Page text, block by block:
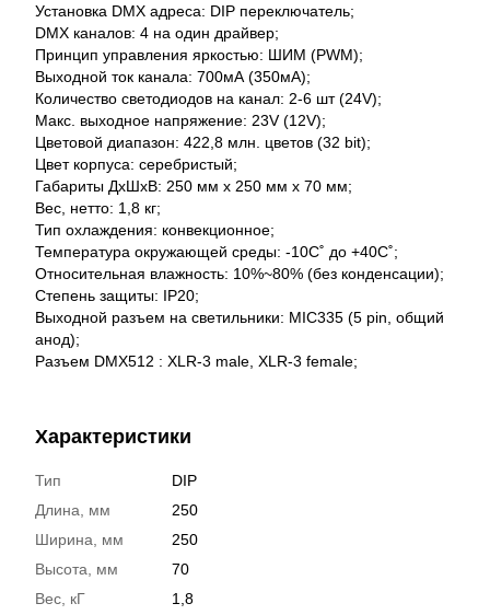
Установка DMX адреса: DIP переключатель;
DMX каналов: 4 на один драйвер;
Принцип управления яркостью: ШИМ (PWM);
Выходной ток канала: 700мА (350мА);
Количество светодиодов на канал: 2-6 шт (24V);
Макс. выходное напряжение: 23V (12V);
Цветовой диапазон: 422,8 млн. цветов (32 bit);
Цвет корпуса: серебристый;
Габариты ДхШхВ: 250 мм х 250 мм х 70 мм;
Вес, нетто: 1,8 кг;
Тип охлаждения: конвекционное;
Температура окружающей среды: -10С˚ до +40С˚;
Относительная влажность: 10%~80% (без конденсации);
Степень защиты: IP20;
Выходной разъем на светильники: MIC335 (5 pin, общий
анод);
Разъем DMX512 : XLR-3 male, XLR-3 female;
Характеристики
Тип
DIP
Длина, мм
250
Ширина, мм
250
Высота, мм
70
Вес, кГ
1,8